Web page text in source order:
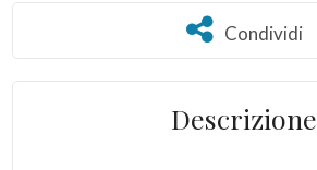
Condividi
Condividi
Descrizione